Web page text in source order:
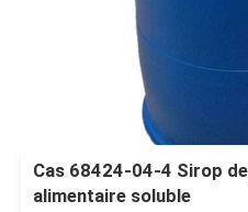
Cas 68424-04-4 Sirop
alimentaire soluble